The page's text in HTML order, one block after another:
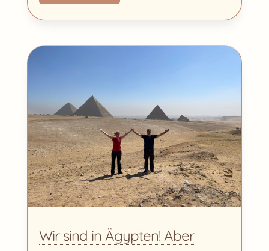
Wir sind in Ägypten! Aber